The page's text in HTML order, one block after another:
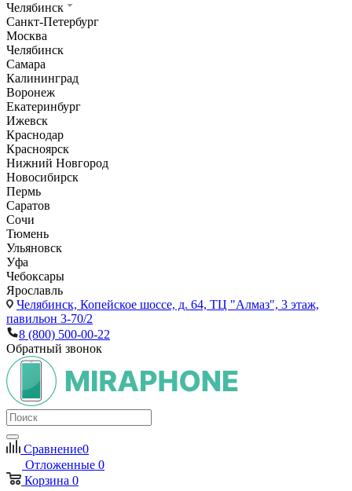
Челябинск
Санкт-Петербург
Москва
Челябинск
Самара
Калининград
Воронеж
Екатеринбург
Ижевск
Краснодар
Красноярск
Нижний Новгород
Новосибирск
Пермь
Саратов
Сочи
Тюмень
Ульяновск
Уфа
Чебоксары
Ярославль
Челябинск, Копейское шоссе, д. 64, ТЦ "Алмаз", 3 этаж,
павильон 3-70/2
8 (800) 500-00-22
Обратный звонок
Сравнение0
Отложенные 0
Корзина 0